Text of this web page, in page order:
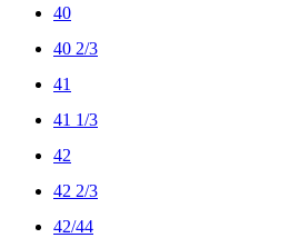
40
40 2/3
41
41 1/3
42
42 2/3
42/44